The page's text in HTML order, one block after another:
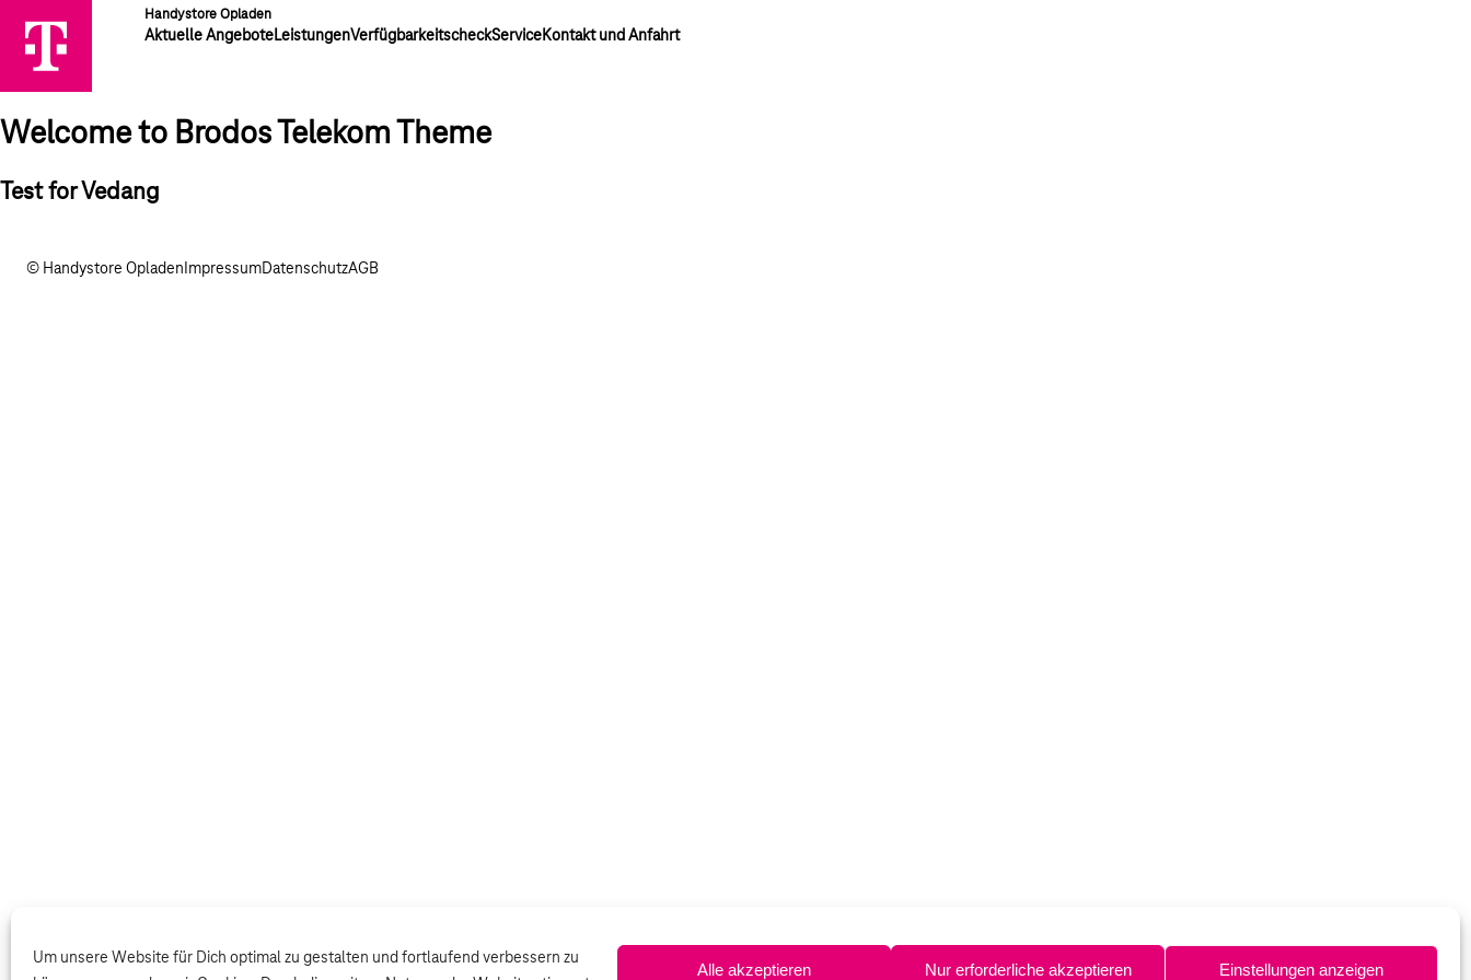
Um unsere Website für Dich optimal zu gestalten und fortlaufend verbessern zu
Alle akzeptieren Nur erforderliche akzeptieren Einstellungen anzeigen
Handystore Opladen
Aktuelle AngeboteLeistungenVerfügbarkeitscheckServiceKontakt und Anfahrt
Welcome to Brodos Telekom Theme
Test for Vedang
© Handystore Opladen ImpressumDatenschutzAGB